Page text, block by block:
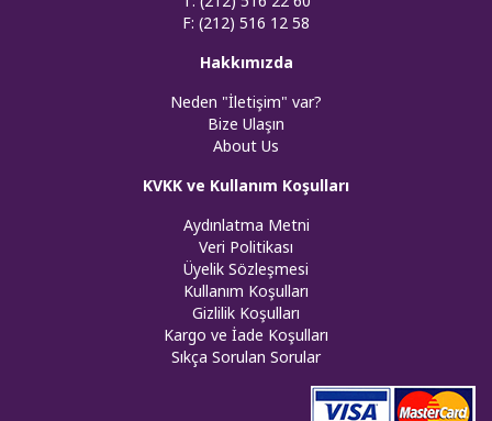
F: (212) 516 12 58
Hakkımızda
Neden "İletişim" var?
Bize Ulaşın
About Us
KVKK ve Kullanım Koşulları
Aydınlatma Metni
Veri Politikası
Üyelik Sözleşmesi
Kullanım Koşulları
Gizlilik Koşulları
Kargo ve İade Koşulları
Sıkça Sorulan Sorular